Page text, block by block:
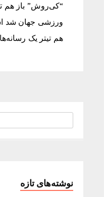
“کی‌روش” باز هم
ورزشی جهان شد
هم تیتر یک
نوشته‌های تازه